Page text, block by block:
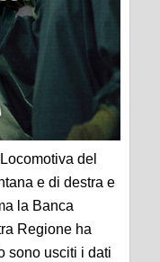
del
e di destra e
la Banca
Regione ha
sono usciti i dati